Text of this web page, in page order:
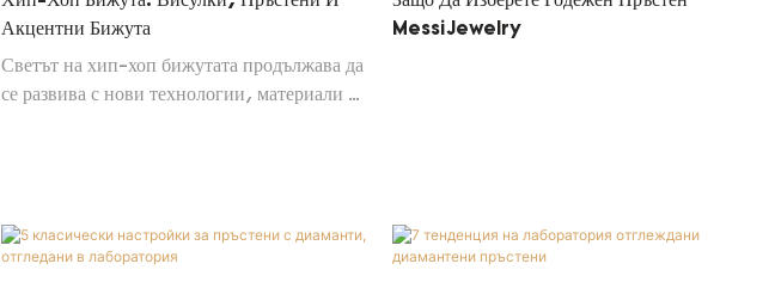
Акцентни Бижута
Светът на хип-хоп бижутата продължава да
се развива с нови технологии, материали и
повече от декорация – те са носимо
изкуство, което показва кои сте и какво
MessiJewelry